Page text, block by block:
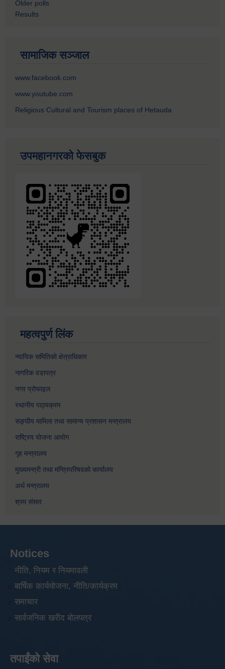
Older polls
Results
सामाजिक सञ्जाल
www.facebook.com
www.youtube.com
Religious Cultural and Tourism places of Hetauda
उपमहानगरको फेसबुक
महत्वपुर्ण लिंक
न्यायिक समितिको क्षेत्राधिकार
नागरिक वडापत्र
नगर प्रोफाइल
स्थानीय पाठ्यक्रम
सङ्घीय मामिला तथा सामान्य प्रशासन मन्त्रालय
राष्ट्रिय योजना आयोग
गृह मन्त्रालय
मुख्यमन्त्री तथा मन्त्रिपरिषदको कार्यालय
अर्थ मन्त्रालय
श्रम संसार
Notices
नीति, नियम र नियमावली
बार्षिक कार्ययोजना, नीति/कार्यक्रम
समाचार
सार्वजनिक खरीद बोलपत्र
तपाईंको सेवा